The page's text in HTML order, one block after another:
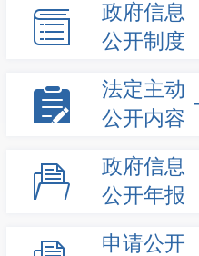
政府信息
公开制度
法定主动
公开内容
政府信息
公开年报
申请公开